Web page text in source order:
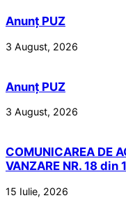
Anunț PUZ
3 August, 2026
Anunț PUZ
3 August, 2026
COMUNICAREA DE
VANZARE NR. 18 din
15 Iulie, 2026